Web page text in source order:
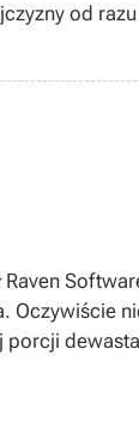
od razu
Oczywiście